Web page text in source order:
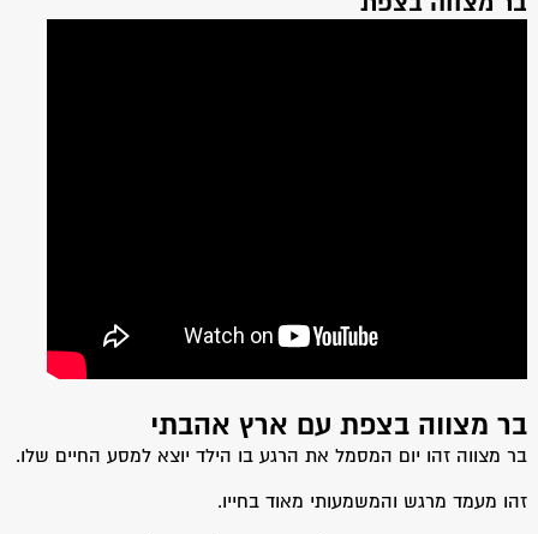
בר מצווה בצפת עם ארץ אהבתי
בר מצווה זהו יום המסמל את הרגע בו הילד יוצא למסע החיים שלו.
זהו מעמד מרגש והמשמעותי מאוד בחייו.